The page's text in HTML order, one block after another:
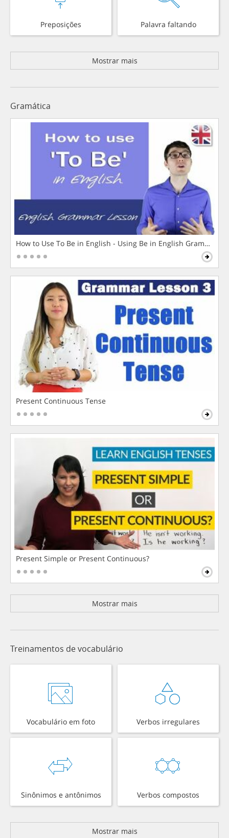
Preposições Palavra faltando
Mostrar mais
Gramática
How to Use To Be in English - Using Be in English Grammar
Present Continuous Tense
Present Simple or Present Continuous?
Mostrar mais
Treinamentos de vocabulário
Vocabulário em foto Verbos irregulares
Sinônimos e antônimos Verbos compostos
Mostrar mais